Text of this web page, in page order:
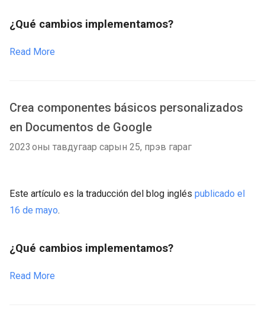
¿Qué cambios implementamos?
Read More
Crea componentes básicos personalizados
en Documentos de Google
2023 оны тавдугаар сарын 25, пүрэв гараг
Este artículo es la traducción del blog inglés publicado el
16 de mayo.
¿Qué cambios implementamos?
Read More